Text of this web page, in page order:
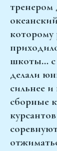
тренером
которому
шкоты…
делали
сильнее
сборные